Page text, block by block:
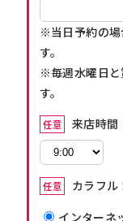
※当日予約の場
す。
※毎週水曜日と
す。
任意 来店時間
任意
カラフル
インターネ